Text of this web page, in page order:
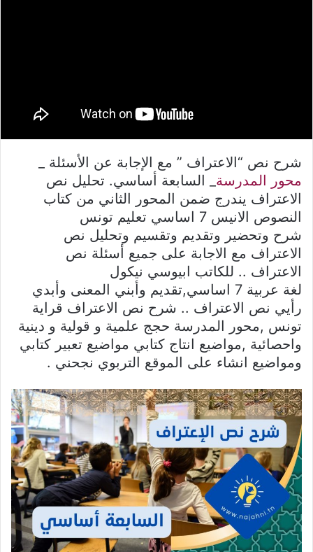
شرح نص “الاعتراف ” مع الإجابة عن الأسئلة _
محور المدرسة _ السابعة أساسي. تحليل نص
الاعتراف يندرج ضمن المحور الثاني من كتاب
النصوص الانيس 7 اساسي تعليم تونس
شرح وتحضير وتقديم وتقسيم وتحليل نص
الاعتراف مع الاجابة على جميع أسئلة نص
الاعتراف .. للكاتب ابيوسي نيكول
لغة عربية 7 اساسي,تقديم وأبني المعنى وأبدي
رأيي نص الاعتراف .. شرح نص الاعتراف قراية
تونس ,محور المدرسة حجج علمية و قولية و دينية
واحصائية ,مواضيع انتاج كتابي مواضيع تعبير كتابي
ومواضيع انشاء على الموقع التربوي نجحني .